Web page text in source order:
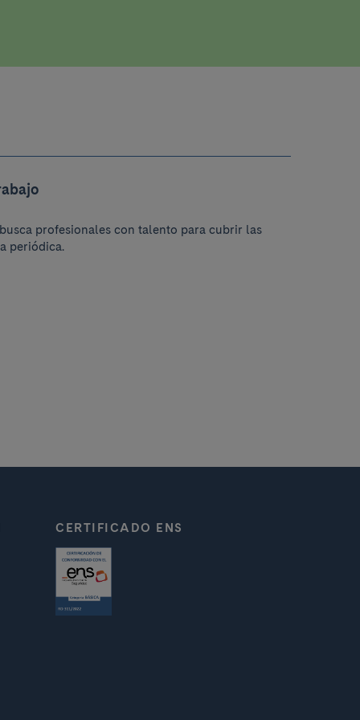
profesionales con talento para cubrir las
periódica.
CERTIFICADO ENS